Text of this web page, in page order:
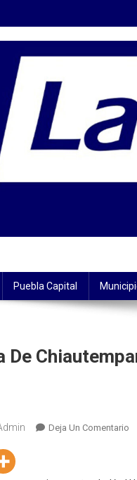
Puebla Capital
Deja Un Comentario